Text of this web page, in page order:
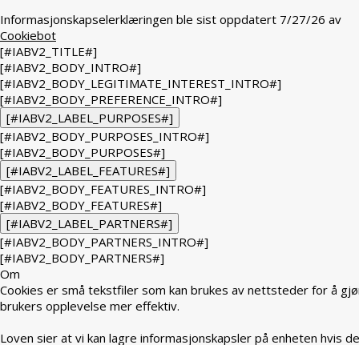
Informasjonskapselerklæringen ble sist oppdatert 7/27/26 av
Cookiebot
[#IABV2_TITLE#]
[#IABV2_BODY_INTRO#]
[#IABV2_BODY_LEGITIMATE_INTEREST_INTRO#]
[#IABV2_BODY_PREFERENCE_INTRO#]
[#IABV2_LABEL_PURPOSES#]
[#IABV2_BODY_PURPOSES_INTRO#]
[#IABV2_BODY_PURPOSES#]
[#IABV2_LABEL_FEATURES#]
[#IABV2_BODY_FEATURES_INTRO#]
[#IABV2_BODY_FEATURES#]
[#IABV2_LABEL_PARTNERS#]
[#IABV2_BODY_PARTNERS_INTRO#]
[#IABV2_BODY_PARTNERS#]
Om
Cookies er små tekstfiler som kan brukes av nettsteder for å
brukers opplevelse mer effektiv.
Loven sier at vi kan lagre informasjonskapsler på enheten hvis